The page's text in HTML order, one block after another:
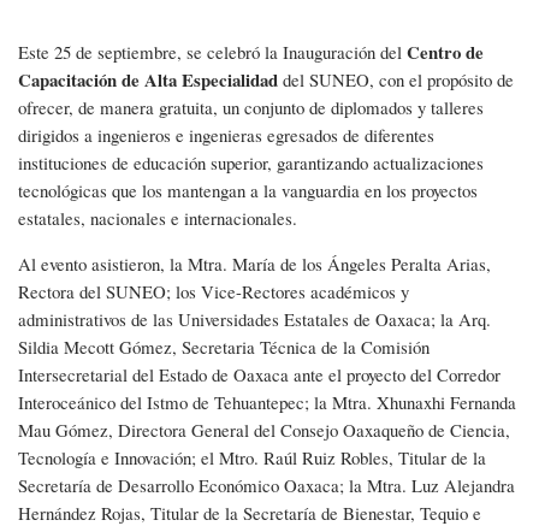
de
Alta
Especialidad
Este 25 de septiembre, se celebró la Inauguración del Centro de
Capacitación de Alta Especialidad del SUNEO, con el propósito de
ofrecer, de manera gratuita, un conjunto de diplomados y talleres
dirigidos a ingenieros e ingenieras egresados de diferentes
instituciones de educación superior, garantizando actualizaciones
tecnológicas que los mantengan a la vanguardia en los proyectos
estatales, nacionales e internacionales.
Al evento asistieron, la Mtra. María de los Ángeles Peralta Arias,
Rectora del SUNEO; los Vice-Rectores académicos y
administrativos de las Universidades Estatales de Oaxaca; la Arq.
Sildia Mecott Gómez, Secretaria Técnica de la Comisión
Intersecretarial del Estado de Oaxaca ante el proyecto del Corredor
Interoceánico del Istmo de Tehuantepec; la Mtra. Xhunaxhi Fernanda
Mau Gómez, Directora General del Consejo Oaxaqueño de Ciencia,
Tecnología e Innovación; el Mtro. Raúl Ruiz Robles, Titular de la
Secretaría de Desarrollo Económico Oaxaca; la Mtra. Luz Alejandra
Hernández Rojas, Titular de la Secretaría de Bienestar, Tequio e